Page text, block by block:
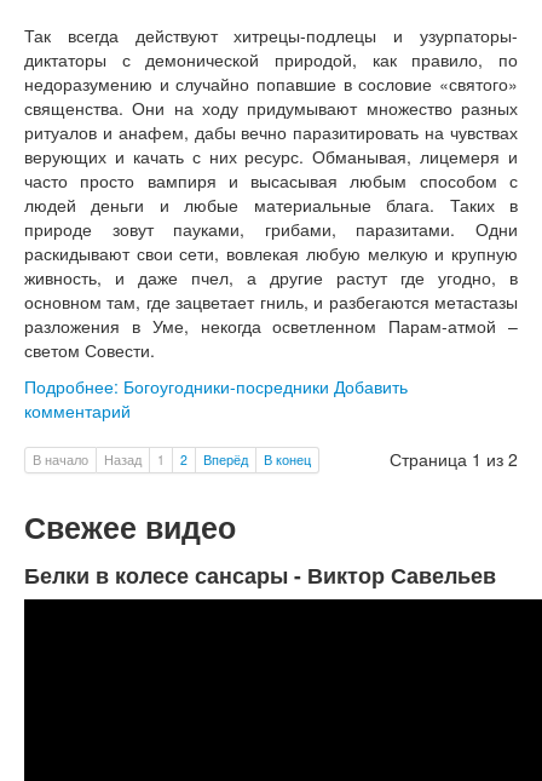
Так всегда действуют хитрецы-подлецы и узурпаторы-
диктаторы с демонической природой, как правило, по
недоразумению и случайно попавшие в сословие «святого»
священства. Они на ходу придумывают множество разных
ритуалов и анафем, дабы вечно паразитировать на чувствах
верующих и качать с них ресурс. Обманывая, лицемеря и
часто просто вампиря и высасывая любым способом с
людей деньги и любые материальные блага. Таких в
природе зовут пауками, грибами, паразитами. Одни
раскидывают свои сети, вовлекая любую мелкую и крупную
живность, и даже пчел, а другие растут где угодно, в
основном там, где зацветает гниль, и разбегаются метастазы
разложения в Уме, некогда осветленном Парам-атмой –
светом Совести.
Подробнее: Богоугодники-посредники Добавить
комментарий
Страница 1 из 2
В начало Назад 1 2 Вперёд В конец
Свежее видео
Белки в колесе сансары - Виктор Савельев